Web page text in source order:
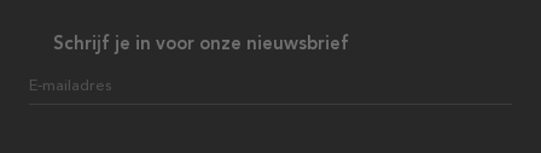
Schrijf je in voor onze nieuwsbrief
E-mailadres